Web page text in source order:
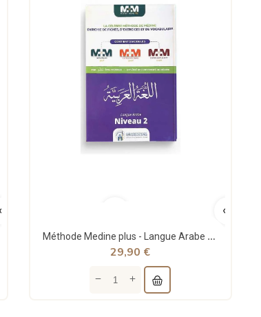
Méthode Medine plus - Langue Arabe - Niveau 2 - Eric Younous
29,90 €